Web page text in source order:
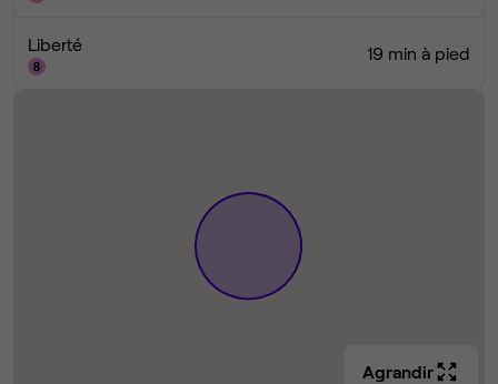
Liberté 19 min à pied
Agrandir